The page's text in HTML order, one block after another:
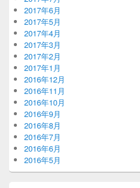
2017年6月
2017年5月
2017年4月
2017年3月
2017年2月
2017年1月
2016年12月
2016年11月
2016年10月
2016年9月
2016年8月
2016年7月
2016年6月
2016年5月